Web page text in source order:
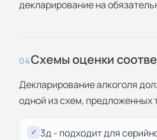
декларирование на
04Схемы оценки
Декларирование алкоголя
одной из схем, предложенных
✓ 3д - подходит для